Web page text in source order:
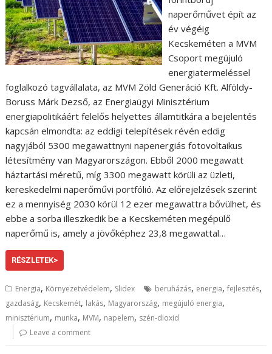
naperőművet épít az
év végéig
Kecskeméten a MVM
Csoport megújuló
energiatermeléssel
foglalkozó tagvállalata, az MVM Zöld Generáció Kft. Alföldy-
Boruss Márk Dezső, az Energiaügyi Minisztérium
energiapolitikáért felelős helyettes államtitkára a bejelentés
kapcsán elmondta: az eddigi telepítések révén eddig
nagyjából 5300 megawattnyni napenergiás fotovoltaikus
létesítmény van Magyarországon. Ebből 2000 megawatt
háztartási méretű, míg 3300 megawatt körüli az üzleti,
kereskedelmi naperőművi portfólió. Az előrejelzések szerint
ez a mennyiség 2030 körül 12 ezer megawattra bővülhet, és
ebbe a sorba illeszkedik be a Kecskeméten megépülő
naperőmű is, amely a jövőképhez 23,8 megawattal…
RÉSZLETEK>
Energia, Környezetvédelem, Slidex beruházás, energia,fejlesztés,
gazdaság, Kecskemét, lakás, Magyarország, megújuló energia,
minisztérium, munka, MVM, napelem, szén-dioxid
Leave a comment